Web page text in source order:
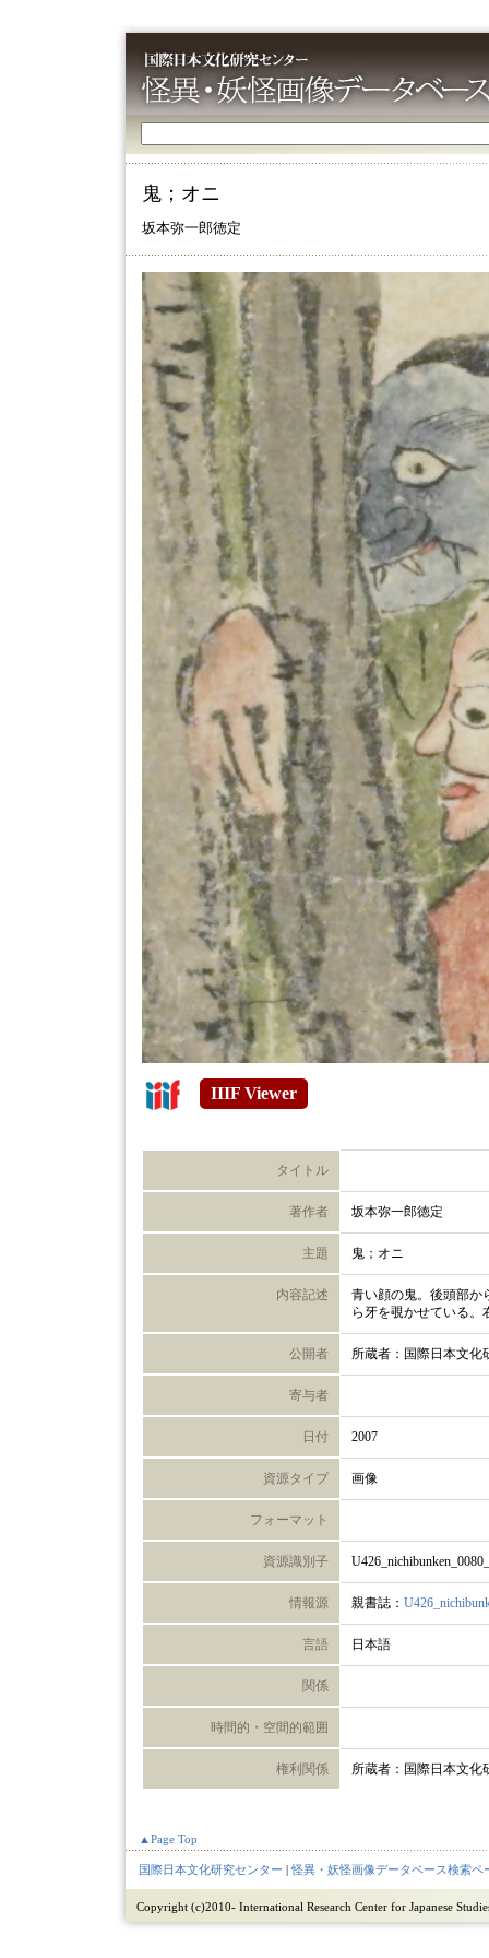
鬼；オニ
坂本弥一郎徳定
IIIF Viewer
タイトル
著作者 坂本弥一郎徳定
主題 鬼；オニ
内容記述
青い顔の鬼。後頭部か
ら牙を覗かせている
公開者 所蔵者：国際日本文化
寄与者
日付 2007
資源タイプ 画像
フォーマット
資源識別子
情報源 親書誌：
言語 日本語
関係
時間的・空間的範囲
権利関係 所蔵者：国際日本文化
▲Page Top
国際日本文化研究センター |怪異・妖怪画像データベース検索ペ
Copyright (c)2010- International Research Center for Japanese